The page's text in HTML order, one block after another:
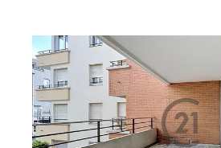
REIMS 51
86,33 m2, 4 pièces
Ref : 18290
Appartement F4 à vendre